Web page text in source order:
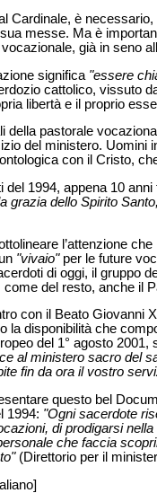
Cardinale, è
messe. Ma è
già in seno
significa "essere
cattolico, vissuto
libertà e il proprio
della pastorale
del ministero. Uomini
con il Cristo,
del 1994, appena 10
grazia dello Spirito
l’attenzione
"vivaio"per le future
di oggi, il gruppo
del resto, anche il
con il Beato Giovanni
la disponibilità che
del 1° agosto
al ministero sacro del
fin da ora il vostro
questo bel
1994: "Ogni sacerdote
di prodigarsi
che faccia
(Direttorio per il